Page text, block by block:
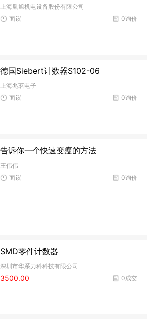
上海胤旭机电设备股份有限公司
0询价
面议
德国Siebert计数器S102-06
上海兆茗电子
0询价
面议
告诉你一个快速变瘦的方法
王伟伟
0询价
面议
SMD零件计数器
深圳市华系力科科技有限公司
0成交
3500.00